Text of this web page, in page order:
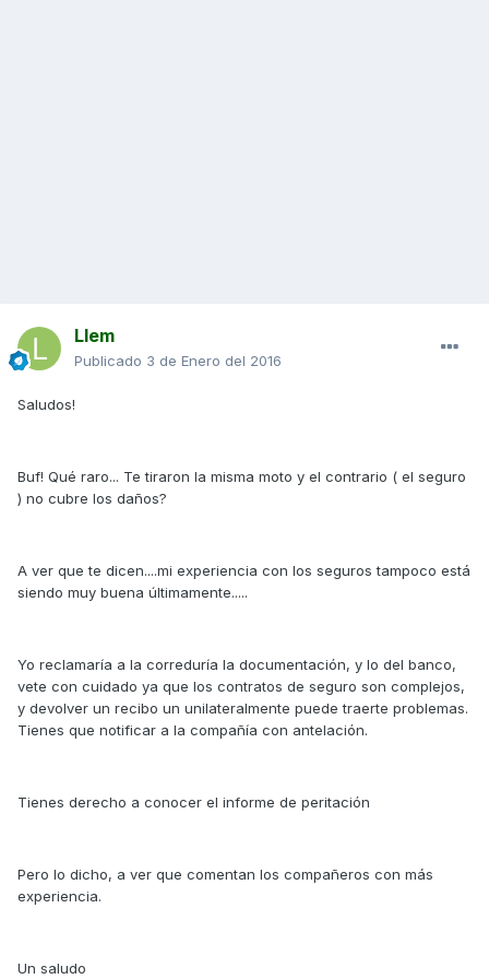
Llem
Publicado 3 de Enero del 2016
Saludos!
Buf! Qué raro... Te tiraron la misma moto y el contrario ( el seguro
) no cubre los daños?
A ver que te dicen....mi experiencia con los seguros tampoco está
siendo muy buena últimamente.....
Yo reclamaría a la correduría la documentación, y lo del banco,
vete con cuidado ya que los contratos de seguro son complejos,
y devolver un recibo un unilateralmente puede traerte problemas.
Tienes que notificar a la compañía con antelación.
Tienes derecho a conocer el informe de peritación
Pero lo dicho, a ver que comentan los compañeros con más
experiencia.
Un saludo